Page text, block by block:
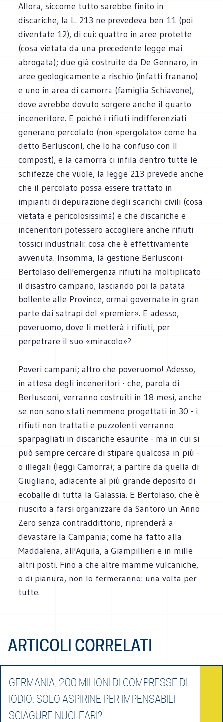
Allora, siccome tutto sarebbe finito in
discariche, la L. 213 ne prevedeva ben 11 (poi
diventate 12), di cui: quattro in aree protette
(cosa vietata da una precedente legge mai
abrogata); due già costruite da De Gennaro, in
aree geologicamente a rischio (infatti franano)
e uno in area di camorra (famiglia Schiavone),
dove avrebbe dovuto sorgere anche il quarto
inceneritore. E poiché i rifiuti indifferenziati
generano percolato (non «pergolato» come ha
detto Berlusconi, che lo ha confuso con il
compost), e la camorra ci infila dentro tutte le
schifezze che vuole, la legge 213 prevede anche
che il percolato possa essere trattato in
impianti di depurazione degli scarichi civili (cosa
vietata e pericolosissima) e che discariche e
inceneritori potessero accogliere anche rifiuti
tossici industriali: cosa che è effettivamente
avvenuta. Insomma, la gestione Berlusconi-
Bertolaso dell'emergenza rifiuti ha moltiplicato
il disastro campano, lasciando poi la patata
bollente alle Province, ormai governate in gran
parte dai satrapi del «premier». E adesso,
poveruomo, dove li metterà i rifiuti, per
perpetrare il suo «miracolo»?
Poveri campani; altro che poveruomo! Adesso,
in attesa degli inceneritori - che, parola di
Berlusconi, verranno costruiti in 18 mesi, anche
se non sono stati nemmeno progettati in 30 - i
rifiuti non trattati e puzzolenti verranno
sparpagliati in discariche esaurite - ma in cui si
può sempre cercare di stipare qualcosa in più -
o illegali (leggi Camorra); a partire da quella di
Giugliano, adiacente al più grande deposito di
ecoballe di tutta la Galassia. E Bertolaso, che è
riuscito a farsi organizzare da Santoro un Anno
Zero senza contraddittorio, riprenderà a
devastare la Campania; come ha fatto alla
Maddalena, all'Aquila, a Giampillieri e in mille
altri posti. Fino a che altre mamme vulcaniche,
o di pianura, non lo fermeranno: una volta per
tutte.
ARTICOLI CORRELATI
GERMANIA, 200 MILIONI DI COMPRESSE DI
IODIO: SOLO ASPIRINE PER IMPENSABILI
SCIAGURE NUCLEARI?